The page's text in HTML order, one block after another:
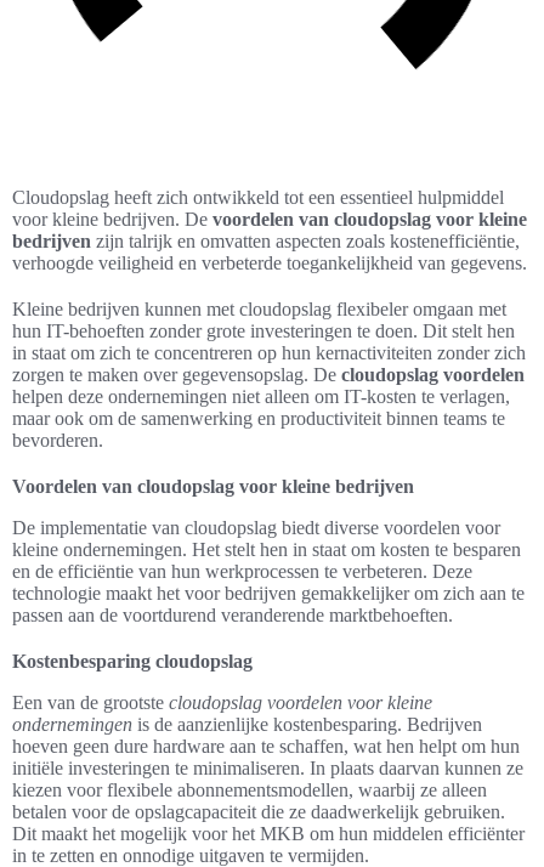
Cloudopslag heeft zich ontwikkeld tot een essentieel hulpmiddel
voor kleine bedrijven. De voordelen van cloudopslag voor kleine
bedrijven zijn talrijk en omvatten aspecten zoals kostenefficiëntie,
verhoogde veiligheid en verbeterde toegankelijkheid van gegevens.
Kleine bedrijven kunnen met cloudopslag flexibeler omgaan met
hun IT-behoeften zonder grote investeringen te doen. Dit stelt hen
in staat om zich te concentreren op hun kernactiviteiten zonder zich
zorgen te maken over gegevensopslag. De cloudopslag voordelen
helpen deze ondernemingen niet alleen om IT-kosten te verlagen,
maar ook om de samenwerking en productiviteit binnen teams te
bevorderen.
Voordelen van cloudopslag voor kleine bedrijven
De implementatie van cloudopslag biedt diverse voordelen voor
kleine ondernemingen. Het stelt hen in staat om kosten te besparen
en de efficiëntie van hun werkprocessen te verbeteren. Deze
technologie maakt het voor bedrijven gemakkelijker om zich aan te
passen aan de voortdurend veranderende marktbehoeften.
Kostenbesparing cloudopslag
Een van de grootste cloudopslag voordelen voor kleine
ondernemingen is de aanzienlijke kostenbesparing. Bedrijven
hoeven geen dure hardware aan te schaffen, wat hen helpt om hun
initiële investeringen te minimaliseren. In plaats daarvan kunnen ze
kiezen voor flexibele abonnementsmodellen, waarbij ze alleen
betalen voor de opslagcapaciteit die ze daadwerkelijk gebruiken.
Dit maakt het mogelijk voor het MKB om hun middelen efficiënter
in te zetten en onnodige uitgaven te vermijden.